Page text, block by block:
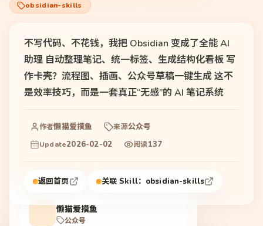
obsidian-skills
不写代码、不花钱，我把 Obsidian 变成了全能 AI
助理 自动整理笔记、统一标签、生成结构化看板 写
作卡壳？流程图、插画、公众号草稿一键生成 这不
是效率技巧，而是一套真正“无感”的 AI 笔记系统
作者懒猫爱摸鱼 来源公众号
Update2026-02-02 阅读137
返回首页 关联 Skill： obsidian-skills
懒猫爱摸鱼
公众号